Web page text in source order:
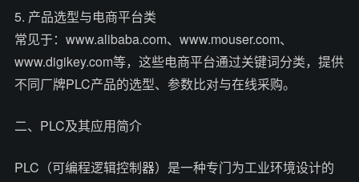
5. 产品选型与电商平台类
常见于：www.alibaba.com、www.mouser.com、
www.digikey.com等，这些电商平台通过关键词分类，提供
不同厂牌PLC产品的选型、参数比对与在线采购。
二、PLC及其应用简介
PLC（可编程逻辑控制器）是一种专门为工业环境设计的